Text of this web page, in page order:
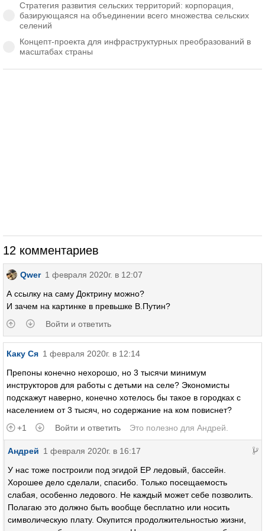
Стратегия развития сельских территорий: корпорация,
базирующаяся на объединении всего множества сельских
селений
Концепт-проекта для инфраструктурных преобразований в
масштабах страны
12 комментариев
Qwer 1 февраля 2020г. в 12:07
А ссылку на саму Доктрину можно?
И зачем на картинке в превьшке В.Путин?
Войти и ответить
Каку Ся 1 февраля 2020г. в 12:14
Препоны конечно нехорошо, но 3 тысячи минимум
инструкторов для работы с детьми на селе? Экономисты
подскажут наверно, конечно хотелось бы такое в городках с
населением от 3 тысяч, но содержание на ком повиснет?
+1
Войти и ответить Это полезно для Андрей
Андрей 1 февраля 2020г. в 16:17
У нас тоже построили под эгидой ЕР ледовый, бассейн.
Хорошее дело сделали, спасибо. Только посещаемость
слабая, особенно ледового. Не каждый может себе позволить.
Полагаю это должно быть вообще бесплатно или носить
символическую плату. Окупится продолжительностью жизни,